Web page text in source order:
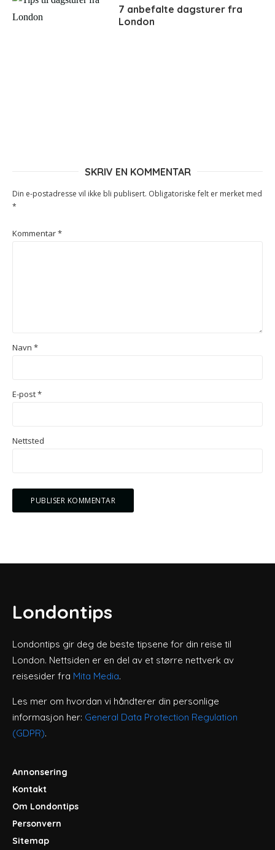
7 anbefalte dagsturer fra
London
SKRIV EN KOMMENTAR
Din e-postadresse vil ikke bli publisert. Obligatoriske felt er merket med
*
Kommentar*
Navn *
E-post*
Nettsted
Londontips
Londontips gir deg de beste tipsene for din reise til
London. Nettsiden er en del av et større nettverk av
reisesider fra Mita Media.
Les mer om hvordan vi håndterer din personlige
informasjon her: General Data Protection Regulation
(GDPR).
Annonsering
Kontakt
Om Londontips
Personvern
Sitemap